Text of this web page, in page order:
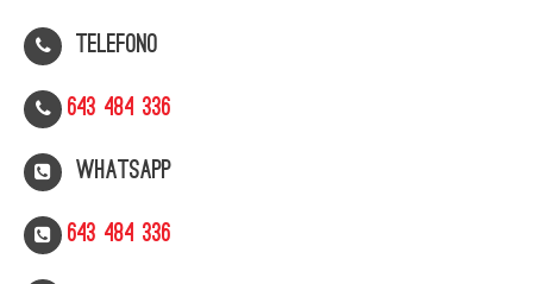
Telefono
643 484 336
WhatsApp
643 484 336